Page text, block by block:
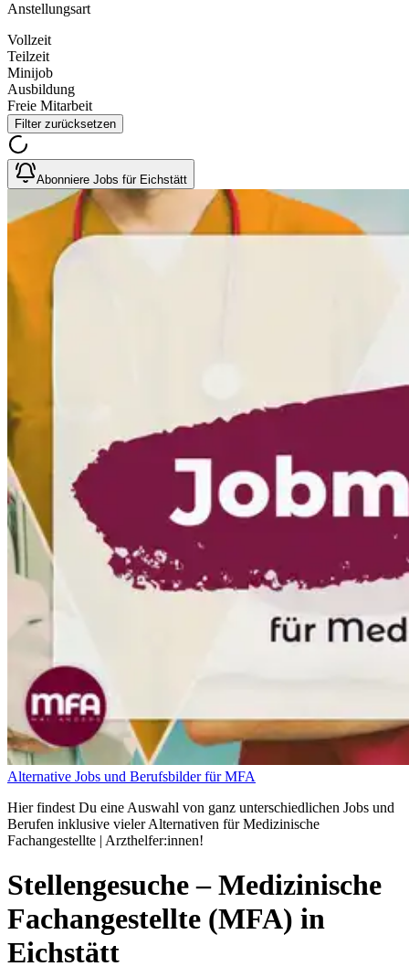
Anstellungsart
Vollzeit
Teilzeit
Minijob
Ausbildung
Freie Mitarbeit
Filter zurücksetzen
Abonniere Jobs für Eichstätt
Alternative Jobs und Berufsbilder für MFA
Hier findest Du eine Auswahl von ganz unterschiedlichen Jobs und
Berufen inklusive vieler Alternativen für Medizinische
Fachangestellte | Arzthelfer:innen!
Stellengesuche– Medizinische
Fachangestellte (MFA) in
Eichstätt